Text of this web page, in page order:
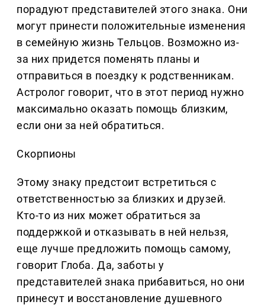
порадуют представителей этого знака. Они
могут принести положительные изменения
в семейную жизнь Тельцов. Возможно из-
за них придется поменять планы и
отправиться в поездку к родственникам.
Астролог говорит, что в этот период нужно
максимально оказать помощь близким,
если они за ней обратиться.
Скорпионы
Этому знаку предстоит встретиться с
ответственностью за близких и друзей.
Кто-то из них может обратиться за
поддержкой и отказывать в ней нельзя,
еще лучше предложить помощь самому,
говорит Глоба. Да, заботы у
представителей знака прибавиться, но они
принесут и восстановление душевного